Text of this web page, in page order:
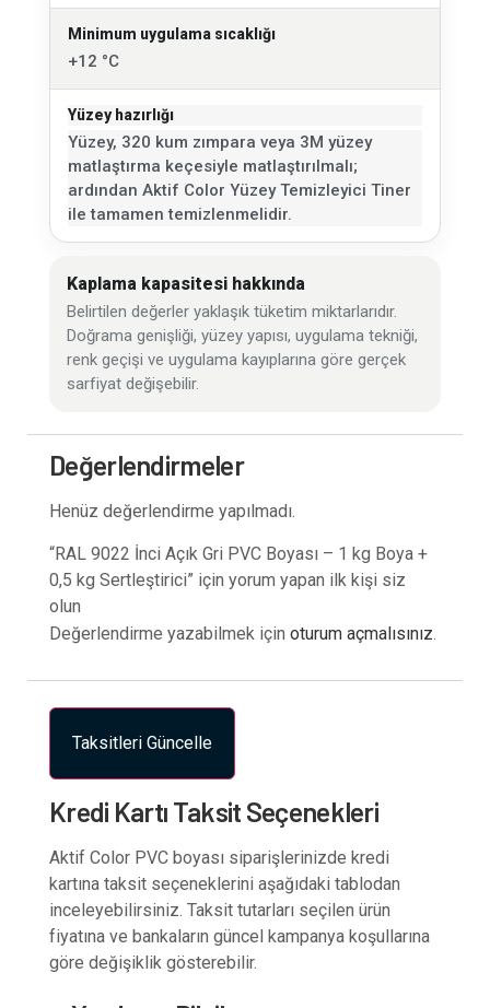
Minimum uygulama sıcaklığı
+12 °C
Yüzey hazırlığı
Yüzey, 320 kum zımpara veya 3M yüzey
matlaştırma keçesiyle matlaştırılmalı;
ardından Aktif Color Yüzey Temizleyici Tiner
ile tamamen temizlenmelidir.
Kaplama kapasitesi hakkında
Belirtilen değerler yaklaşık tüketim miktarlarıdır.
Doğrama genişliği, yüzey yapısı, uygulama tekniği,
renk geçişi ve uygulama kayıplarına göre gerçek
sarfiyat değişebilir.
Değerlendirmeler
Henüz değerlendirme yapılmadı.
“RAL 9022 İnci Açık Gri PVC Boyası – 1 kg Boya +
0,5 kg Sertleştirici” için yorum yapan ilk kişi siz
olun
Değerlendirme yazabilmek için oturum açmalısınız.
Taksitleri Güncelle
Kredi Kartı Taksit Seçenekleri
Aktif Color PVC boyası siparişlerinizde kredi
kartına taksit seçeneklerini aşağıdaki tablodan
inceleyebilirsiniz. Taksit tutarları seçilen ürün
fiyatına ve bankaların güncel kampanya koşullarına
göre değişiklik gösterebilir.